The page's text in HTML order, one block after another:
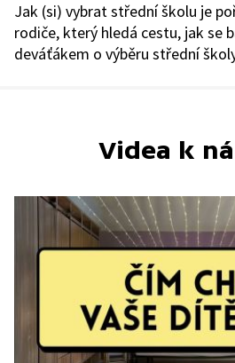
Jak (si) vybrat střední školu je
rodiče, který hledá cestu, jak se
deváťákem o výběru střední
Videa k